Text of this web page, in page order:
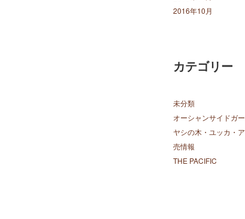
2016年10月
カテゴリー
未分類
オーシャンサイドガ
ヤシの木・ユッカ・
売情報
THE PACIFIC